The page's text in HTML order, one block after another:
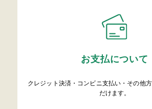
お支払について
クレジット決済・コンビニ支払い・その他
だけます。